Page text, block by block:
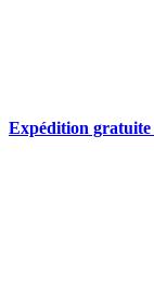
Expédition gratuite